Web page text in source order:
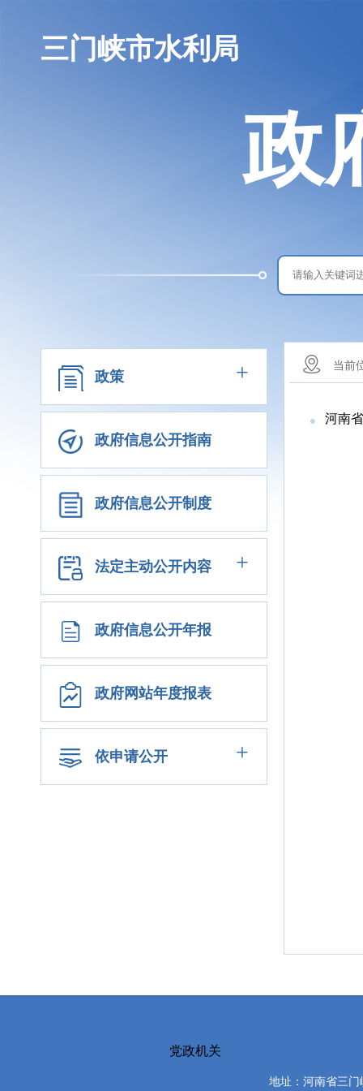
三门峡市水利局
政
政策 +
政府信息公开指南
政府信息公开制度
法定主动公开内容 +
政府信息公开年报
政府网站年度报表
依申请公开 +
当前
河南
党政机关
地址：河南省三